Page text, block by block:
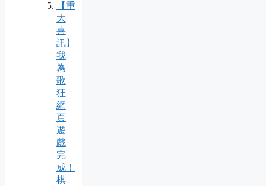
【重
大
喜
訊】
我
為
歌
狂
網
頁
遊
戲
完
成！
棋